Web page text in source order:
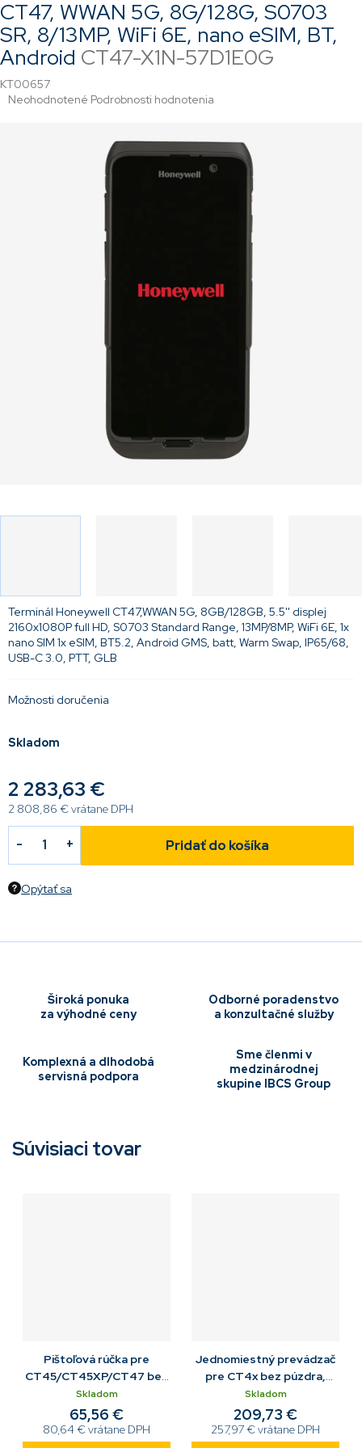
CT47, WWAN 5G, 8G/128G, S0703
SR, 8/13MP, WiFi 6E, nano eSIM, BT,
Android CT47-X1N-57D1E0G
KT00657
Priemerné
Neohodnotené Podrobnosti hodnotenia
2 283,63 €
2 808,86 € vrátane DPH
Skladom
Možnosti doručenia
Pridať do košíka
Terminál Honeywell CT47,WWAN 5G, 8GB/128GB, 5.5'' displej
2160x1080P full HD, S0703 Standard Range, 13MP/8MP, WiFi 6E, 1x
nano SIM 1x eSIM, BT5.2, Android GMS, batt, Warm Swap, IP65/68,
USB-C 3.0, PTT, GLB
Opýtať sa
Široká ponuka
za výhodné ceny
Odborné poradenstvo
a konzultačné služby
Komplexná a dlhodobá
servisná podpora
Sme členmi v
medzinárodnej
skupine IBCS Group
Súvisiaci tovar
Pištoľová rúčka pre
CT45/CT45XP/CT47 bez
puzdra
Skladom
80,64 € vrátane DPH
65,56 €
Jednomiestný prevádzač
pre CT4x bez púzdra,
zdroj
Skladom
257,97 € vrátane DPH
209,73 €